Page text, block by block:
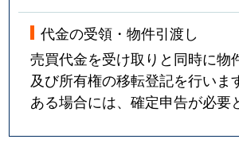
代金の受領・物件引渡し
売買代金を受け取りと同時に物
及び所有権の移転登記を行いま
ある場合には、確定申告が必要